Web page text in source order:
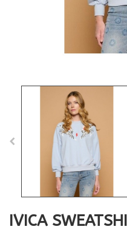
IVICA